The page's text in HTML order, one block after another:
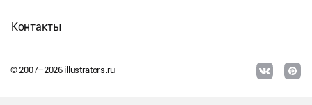
© 2007–2026illustrators.ru
Контакты